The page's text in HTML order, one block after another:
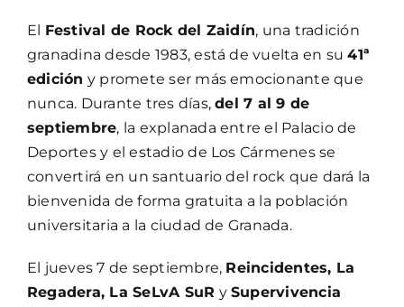
El Festival de Rock del Zaidín, una tradición
granadina desde 1983, está de vuelta en su41ª
edición y promete ser más emocionante que
nunca. Durante tres días,del 7 al 9 de
septiembre, la explanada entre el Palacio de
Deportes y el estadio de Los Cármenes se
convertirá en un santuario del rock que dará la
bienvenida de forma gratuita a la población
universitaria a la ciudad de Granada.
El jueves 7 de septiembre, Reincidentes, La
Regadera, La SeLvA SuR y Supervivencia